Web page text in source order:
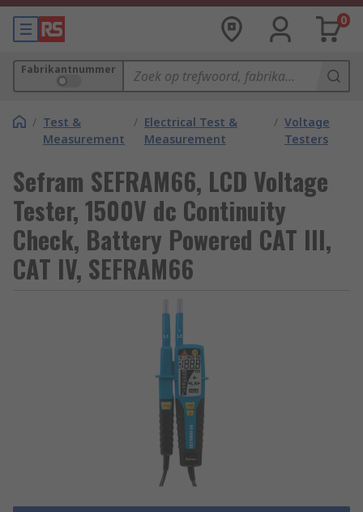
0
Fabrikantnummer
/ Test &
Measurement
/ Electrical Test &
Measurement
/ Voltage
Testers
Sefram SEFRAM66, LCD Voltage
Tester, 1500V dc Continuity
Check, Battery Powered CAT III,
CAT IV, SEFRAM66